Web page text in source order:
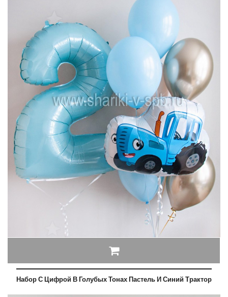
Набор С Цифрой В Голубых Тонах Пастель И Синий Трактор